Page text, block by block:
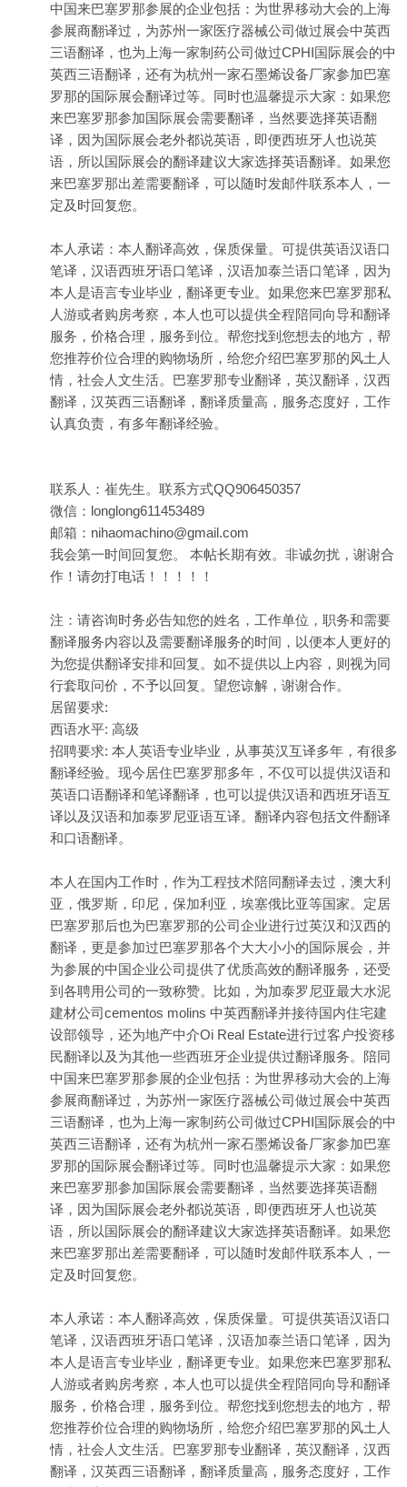
中国来巴塞罗那参展的企业包括：为世界移动大会的上海
参展商翻译过，为苏州一家医疗器械公司做过展会中英西
三语翻译，也为上海一家制药公司做过CPHI国际展会的中
英西三语翻译，还有为杭州一家石墨烯设备厂家参加巴塞
罗那的国际展会翻译过等。同时也温馨提示大家：如果您
来巴塞罗那参加国际展会需要翻译，当然要选择英语翻
译，因为国际展会老外都说英语，即便西班牙人也说英
语，所以国际展会的翻译建议大家选择英语翻译。如果您
来巴塞罗那出差需要翻译，可以随时发邮件联系本人，一
定及时回复您。
本人承诺：本人翻译高效，保质保量。可提供英语汉语口
笔译，汉语西班牙语口笔译，汉语加泰兰语口笔译，因为
本人是语言专业毕业，翻译更专业。如果您来巴塞罗那私
人游或者购房考察，本人也可以提供全程陪同向导和翻译
服务，价格合理，服务到位。帮您找到您想去的地方，帮
您推荐价位合理的购物场所，给您介绍巴塞罗那的风土人
情，社会人文生活。巴塞罗那专业翻译，英汉翻译，汉西
翻译，汉英西三语翻译，翻译质量高，服务态度好，工作
认真负责，有多年翻译经验。
联系人：崔先生。联系方式QQ906450357
微信：longlong611453489
邮箱：nihaomachino@gmail.com
我会第一时间回复您。 本帖长期有效。非诚勿扰，谢谢合
作！请勿打电话！！！！！
注：请咨询时务必告知您的姓名，工作单位，职务和需要
翻译服务内容以及需要翻译服务的时间，以便本人更好的
为您提供翻译安排和回复。如不提供以上内容，则视为同
行套取问价，不予以回复。望您谅解，谢谢合作。
居留要求:
西语水平: 高级
招聘要求: 本人英语专业毕业，从事英汉互译多年，有很多
翻译经验。现今居住巴塞罗那多年，不仅可以提供汉语和
英语口语翻译和笔译翻译，也可以提供汉语和西班牙语互
译以及汉语和加泰罗尼亚语互译。翻译内容包括文件翻译
和口语翻译。
本人在国内工作时，作为工程技术陪同翻译去过，澳大利
亚，俄罗斯，印尼，保加利亚，埃塞俄比亚等国家。定居
巴塞罗那后也为巴塞罗那的公司企业进行过英汉和汉西的
翻译，更是参加过巴塞罗那各个大大小小的国际展会，并
为参展的中国企业公司提供了优质高效的翻译服务，还受
到各聘用公司的一致称赞。比如，为加泰罗尼亚最大水泥
建材公司cementos molins 中英西翻译并接待国内住宅建
设部领导，还为地产中介Oi Real Estate进行过客户投资移
民翻译以及为其他一些西班牙企业提供过翻译服务。陪同
中国来巴塞罗那参展的企业包括：为世界移动大会的上海
参展商翻译过，为苏州一家医疗器械公司做过展会中英西
三语翻译，也为上海一家制药公司做过CPHI国际展会的中
英西三语翻译，还有为杭州一家石墨烯设备厂家参加巴塞
罗那的国际展会翻译过等。同时也温馨提示大家：如果您
来巴塞罗那参加国际展会需要翻译，当然要选择英语翻
译，因为国际展会老外都说英语，即便西班牙人也说英
语，所以国际展会的翻译建议大家选择英语翻译。如果您
来巴塞罗那出差需要翻译，可以随时发邮件联系本人，一
定及时回复您。
本人承诺：本人翻译高效，保质保量。可提供英语汉语口
笔译，汉语西班牙语口笔译，汉语加泰兰语口笔译，因为
本人是语言专业毕业，翻译更专业。如果您来巴塞罗那私
人游或者购房考察，本人也可以提供全程陪同向导和翻译
服务，价格合理，服务到位。帮您找到您想去的地方，帮
您推荐价位合理的购物场所，给您介绍巴塞罗那的风土人
情，社会人文生活。巴塞罗那专业翻译，英汉翻译，汉西
翻译，汉英西三语翻译，翻译质量高，服务态度好，工作